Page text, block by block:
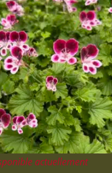
actuellement